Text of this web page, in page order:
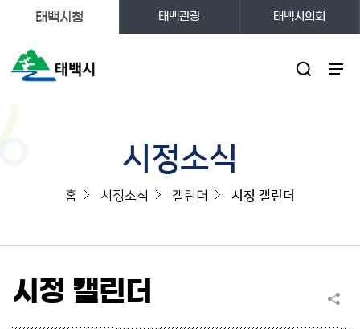
태백시청 태백관광 태백시의회
시정소식
홈 시정소식 캘린더 시정 캘린더
시정 캘린더